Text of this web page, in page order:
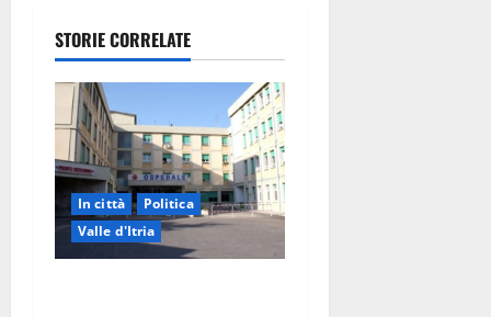
STORIE CORRELATE
In città
Politica
Valle d'Itria